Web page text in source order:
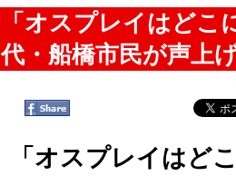
「オスプレイはど
代・船橋市民が声上
「オスプレイはど